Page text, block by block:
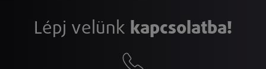
Lépj velünk kapcsolatba!